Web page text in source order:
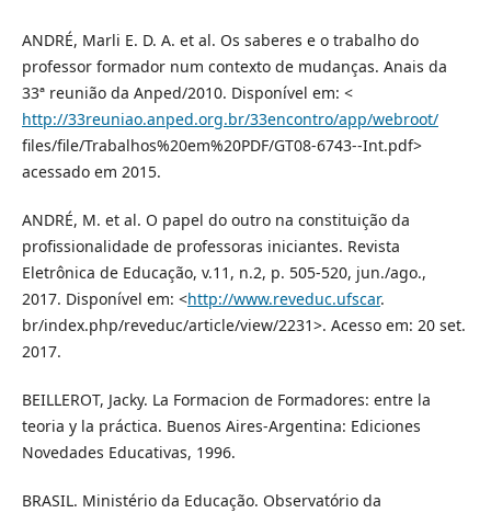
ANDRÉ, Marli E. D. A. et al. Os saberes e o trabalho do
professor formador num contexto de mudanças. Anais da
33ª reunião da Anped/2010. Disponível em: <
http://33reuniao.anped.org.br/33encontro/app/webroot/
files/file/Trabalhos%20em%20PDF/GT08-6743--Int.pdf>
acessado em 2015.
ANDRÉ, M. et al. O papel do outro na constituição da
profissionalidade de professoras iniciantes. Revista
Eletrônica de Educação, v.11, n.2, p. 505-520, jun./ago.,
2017. Disponível em: <http://www.reveduc.ufscar.
br/index.php/reveduc/article/view/2231>. Acesso em: 20 set.
2017.
BEILLEROT, Jacky. La Formacion de Formadores: entre la
teoria y la práctica. Buenos Aires-Argentina: Ediciones
Novedades Educativas, 1996.
BRASIL. Ministério da Educação. Observatório da